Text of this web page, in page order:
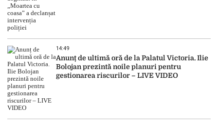
14:49
Anunț de ultimă oră de la Palatul Victoria. Ilie
Bolojan prezintă noile planuri pentru
gestionarea riscurilor – LIVE VIDEO